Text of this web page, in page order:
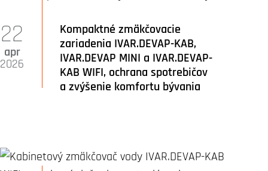
Kompaktné zmäkčovacie
zariadenia IVAR.DEVAP-KAB,
IVAR.DEVAP MINI a IVAR.DEVAP-
KAB WIFI, ochrana spotrebičov
a zvýšenie komfortu bývania
22
apr
2026